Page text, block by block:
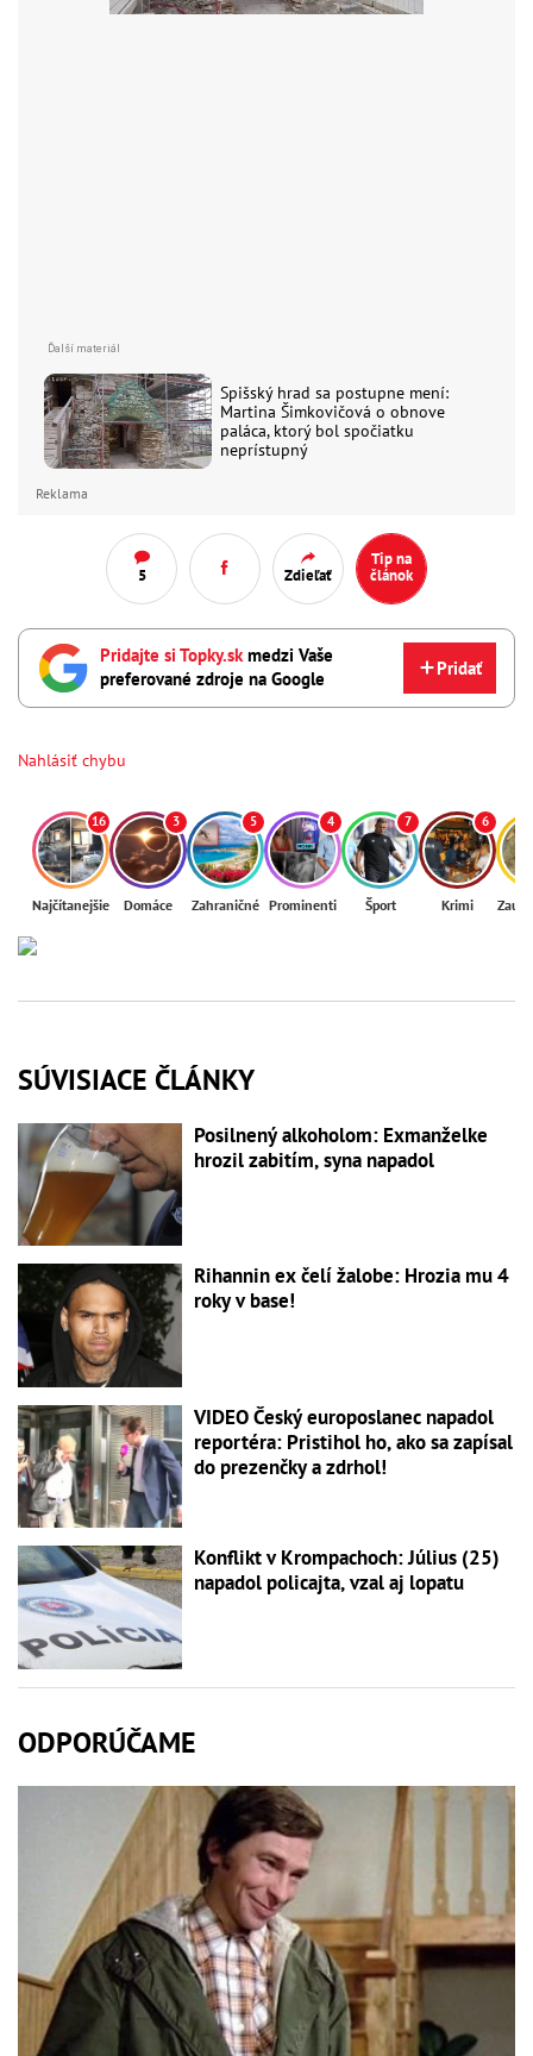
Spišský hrad sa postupne mení:
Martina Šimkovičová o obnove
paláca, ktorý bol spočiatku
neprístupný
Reklama
5 Zdieľať
Tip na
článok
Pridajte si Topky.skmedzi Vaše
preferované zdroje na Google
Pridať
Nahlásiť chybu
16
Najčítanejšie
3
Domáce
5
Zahraničné
4
Prominenti
7
Šport
6
Krimi
SÚVISIACE ČLÁNKY
Posilnený alkoholom: Exmanželke
hrozil zabitím, syna napadol
Rihannin ex čelí žalobe: Hrozia mu 4
roky v base!
VIDEO Český europoslanec napadol
reportéra: Pristihol ho, ako sa zapísal
do prezenčky a zdrhol!
Konflikt v Krompachoch: Július (25)
napadol policajta, vzal aj lopatu
ODPORÚČAME